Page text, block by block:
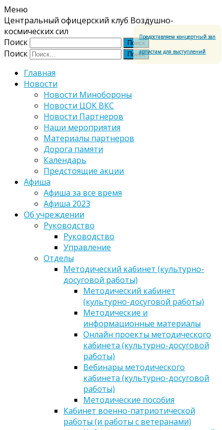
Меню
Центральный офицерский клуб Воздушно-
космических сил
Поиск
Поиск
Главная
Новости
Новости Минобороны
Новости ЦОК ВКС
Новости Партнеров
Наши мероприятия
Материалы партнеров
Дорога памяти
Календарь
Предстоящие акции
Афиша
Афиша за все время
Афиша 2023
Об учреждении
Руководство
Руководство
Управление
Отделы
Методический кабинет (культурно-
досуговой работы)
Методический кабинет
(культурно-досуговой работы)
Методические и
информационные материалы
Онлайн проекты методического
кабинета (культурно-досуговой
работы)
Вебинары методического
кабинета (культурно-досуговой
работы)
Методические пособия
Кабинет военно-патриотической
работы (и работы с ветеранами)
Предоставляем концертный зал
артистам для выступлений